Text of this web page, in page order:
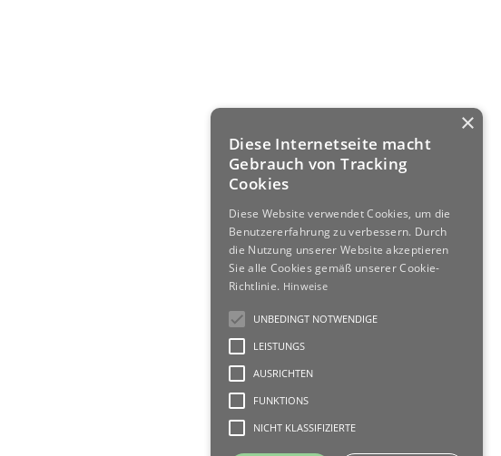
×
Diese Internetseite macht
Gebrauch von Tracking
Cookies
Diese Website verwendet Cookies, um die
Benutzererfahrung zu verbessern. Durch
die Nutzung unserer Website akzeptieren
Sie alle Cookies gemäß unserer Cookie-
Richtlinie. Hinweise
UNBEDINGT NOTWENDIGE
LEISTUNGS
AUSRICHTEN
FUNKTIONS
NICHT KLASSIFIZIERTE